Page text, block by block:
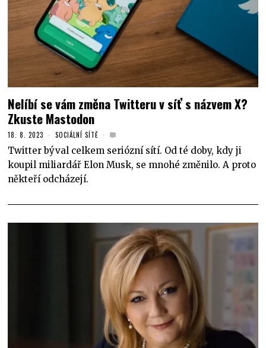
Nelíbí se vám změna Twitteru v síť s názvem X?
Zkuste Mastodon
18. 8. 2023 SOCIÁLNÍ SÍTĚ
Twitter býval celkem seriózní sítí. Od té doby, kdy ji
koupil miliardář Elon Musk, se mnohé změnilo. A proto
někteří odcházejí.